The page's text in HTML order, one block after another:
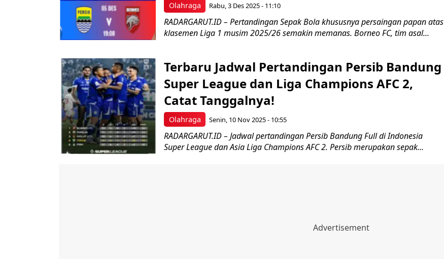
Olahraga Rabu, 3 Des 2025 - 11:10
RADARGARUT.ID – Pertandingan Sepak Bola khususnya persaingan papan atas
klasemen Liga 1 musim 2025/26 semakin memanas. Borneo FC, tim asal...
Olahraga
Terbaru Jadwal Pertandingan Persib Bandung
Super League dan Liga Champions AFC 2,
Catat Tanggalnya!
Senin, 10 Nov 2025 - 10:55
RADARGARUT.ID – Jadwal pertandingan Persib Bandung Full di Indonesia
Super League dan Asia Liga Champions AFC 2. Persib merupakan sepak...